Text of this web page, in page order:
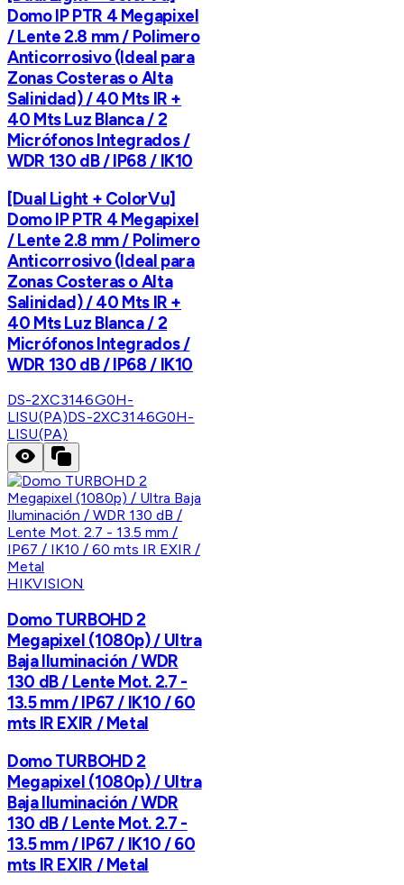
Domo IP PTR 4 Megapixel
/ Lente 2.8 mm / Polimero
Anticorrosivo (Ideal para
Zonas Costeras o Alta
Salinidad) / 40 Mts IR +
40 Mts Luz Blanca / 2
Micrófonos Integrados /
WDR 130 dB / IP68 / IK10
[Dual Light + ColorVu]
Domo IP PTR 4 Megapixel
/ Lente 2.8 mm / Polimero
Anticorrosivo (Ideal para
Zonas Costeras o Alta
Salinidad) / 40 Mts IR +
40 Mts Luz Blanca / 2
Micrófonos Integrados /
WDR 130 dB / IP68 / IK10
DS-2XC3146G0H-
LISU(PA)DS-2XC3146G0H-
LISU(PA)
HIKVISION
Domo TURBOHD 2
Megapixel (1080p) / Ultra
Baja Iluminación / WDR
130 dB / Lente Mot. 2.7 -
13.5 mm / IP67 / IK10 / 60
mts IR EXIR / Metal
Domo TURBOHD 2
Megapixel (1080p) / Ultra
Baja Iluminación / WDR
130 dB / Lente Mot. 2.7 -
13.5 mm / IP67 / IK10 / 60
mts IR EXIR / Metal